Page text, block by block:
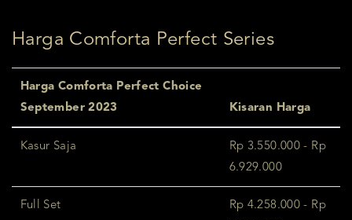
Harga Comforta Perfect Series
Harga Comforta Perfect Choice
September 2023
Kisaran Harga
Kasur Saja
Rp 3.550.000 - Rp
6.929.000
Full Set
Rp 4.258.000 - Rp